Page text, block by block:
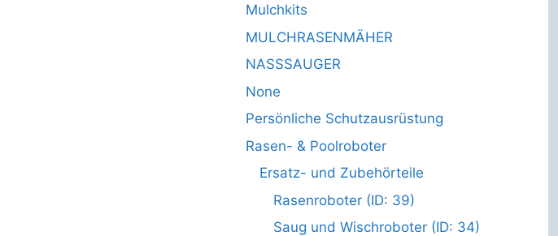
Mulchkits
MULCHRASENMÄHER
NASSSAUGER
None
Persönliche Schutzausrüstung
Rasen- & Poolroboter
Ersatz- und Zubehörteile
Rasenroboter (ID: 39)
Saug und Wischroboter (ID: 34)